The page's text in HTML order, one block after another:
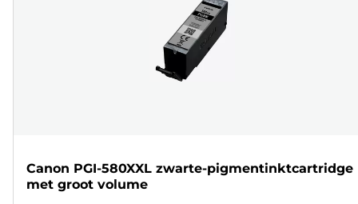
Canon PGI-580XXL zwarte-pigmentinktcartridge
met groot volume